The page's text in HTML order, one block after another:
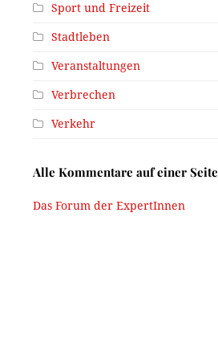
Sport und Freizeit
Stadtleben
Veranstaltungen
Verbrechen
Verkehr
Alle Kommentare auf einer Seite
Das Forum der ExpertInnen